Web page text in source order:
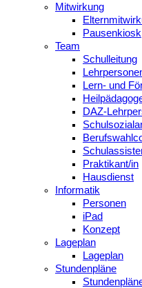
Mitwirkung
Pausenkiosk
Team
Schulleitung
Lern- und
DAZ-
Praktikant/in
Hausdienst
Informatik
Personen
iPad
Konzept
Lageplan
Lageplan
Stundenpläne